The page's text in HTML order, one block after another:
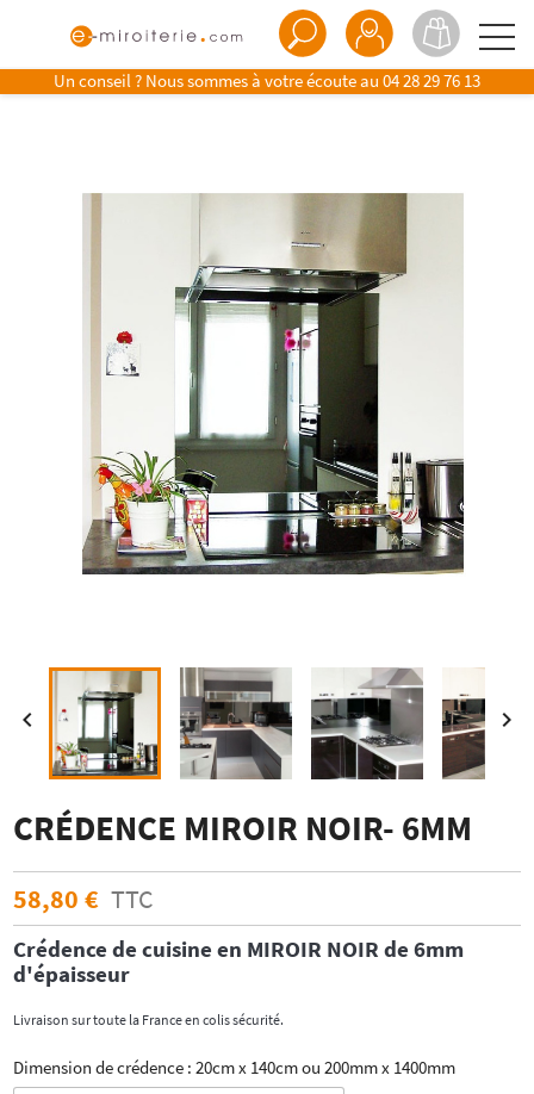
Un conseil ? Nous sommes à votre écoute au 04 28 29 76 13
 
CRÉDENCE MIROIR NOIR- 6MM
58,80 € TTC
Crédence de cuisineen MIROIR NOIR de 6mm
d'épaisseur
Livraison sur toute la France en colis sécurité.
Dimension de crédence : 20cm x 140cm ou 200mm x 1400mm